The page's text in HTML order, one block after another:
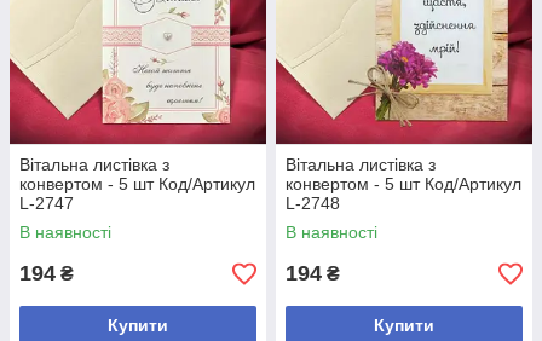
Вітальна листівка з
конвертом - 5 шт Код/Артикул
L-2747
В наявності
194 ₴
Купити
Вітальна листівка з
конвертом - 5 шт Код/Артикул
L-2748
В наявності
194 ₴
Купити